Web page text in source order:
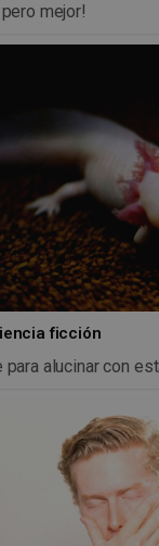
mejor!
ficción
para alucinar con